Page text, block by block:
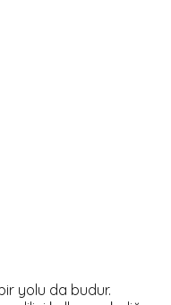
yolu da budur.